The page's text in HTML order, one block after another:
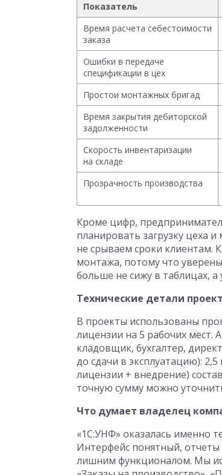
Показатель
Время расчета себестоимости
заказа
Ошибки в передаче
спецификации в цех
Простои монтажных бригад
Время закрытия дебиторской
задолженности
Скорость инвентаризации
на складе
Прозрачность производства
Кроме цифр,
планировать загрузку цеха
не срываем сроки клиентам.
монтажа, потому что
больше не сижу в таблицах,
Технические детали
В проекты использованы
лицензии на 5 рабочих мест.
кладовщик, бухгалтер,
до сдачи в эксплуатацию):
лицензии + внедрение)
точную сумму можно
Что думает владелец
«1С:УНФ» оказалась именно
Интерфейс понятный, отчеты
лишним функционалом. Мы